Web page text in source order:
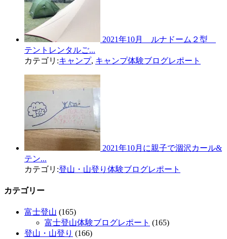
2021年10月 ルナドーム２型
テントレンタルご...
カテゴリ:キャンプ, キャンプ体験ブログレポート
2021年10月に親子で涸沢カール&
テン...
カテゴリ:登山・山登り体験ブログレポート
カテゴリー
富士登山 (165)
富士登山体験ブログレポート (165)
登山・山登り (166)